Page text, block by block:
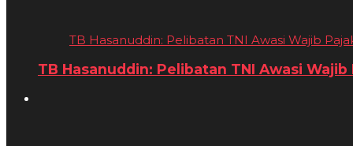
TB Hasanuddin: Pelibatan TNI Awasi Wajib
TB Hasanuddin: Pelibatan TNI Awasi Wajib